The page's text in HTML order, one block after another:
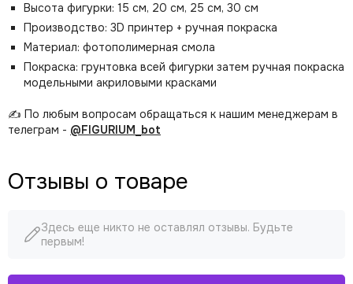
Высота фигурки: 15 см, 20 см, 25 см, 30 см
Производство: 3D принтер + ручная покраска
Материал: фотополимерная смола
Покраска: грунтовка всей фигурки затем ручная покраска
модельными акриловыми красками
✍️ По любым вопросам обращаться к нашим менеджерам в
телеграм - @FIGURIUM_bot
Отзывы о товаре
Здесь еще никто не оставлял отзывы. Будьте
первым!